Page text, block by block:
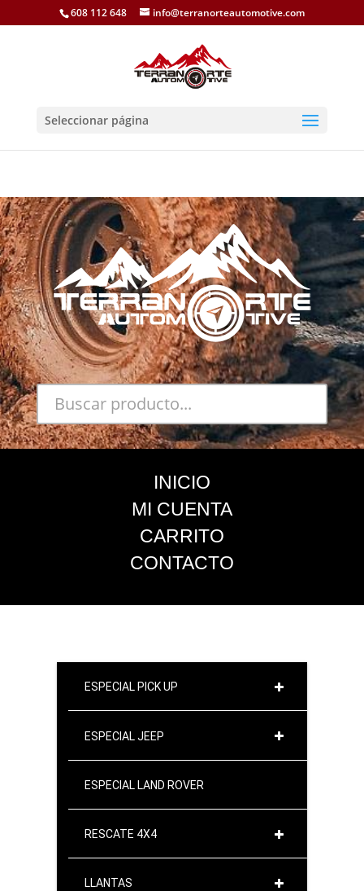
608 112 648 info@terranorteautomotive.com
Seleccionar página
INICIO
MI CUENTA
CARRITO
CONTACTO
ESPECIAL PICK UP
ESPECIAL JEEP
ESPECIAL LAND ROVER
RESCATE 4X4
LLANTAS